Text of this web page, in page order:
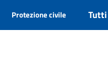
Protezione civile